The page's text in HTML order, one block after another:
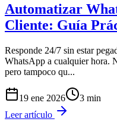
Automatizar
Cliente: Guía
Responde 24/7 sin estar
WhatsApp a cualquier hora.
pero tampoco qu...
19 ene 2026 3 min
Leer artículo